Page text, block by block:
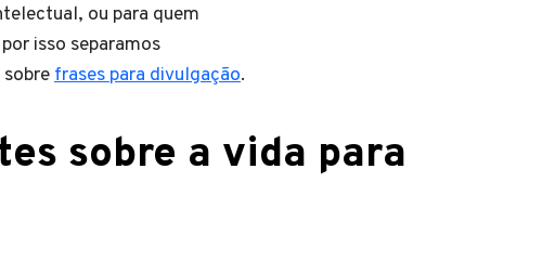
ou para quem
isso separamos
frases para divulgação.
sobre a vida para